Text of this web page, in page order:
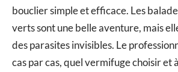
bouclier simple et efficace. Les
verts sont une belle aventure, mais
des parasites invisibles. Le
cas par cas, quel vermifuge choisir et